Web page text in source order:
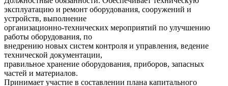
эксплуатацию и ремонт оборудования, сооружений и
устройств, выполнение
организационно-технических мероприятий по улучшению
работы оборудования, по
внедрению новых систем контроля и управления, ведение
технической документации,
правильное хранение оборудования, приборов, запасных
частей и материалов.
Принимает участие в составлении плана капитального